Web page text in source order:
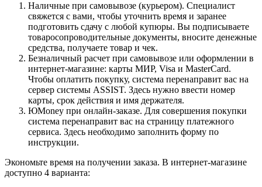
Наличные при самовывозе (курьером). Специалист
свяжется с вами, чтобы уточнить время и заранее
подготовить сдачу с любой купюры. Вы подписываете
товаросопроводительные документы, вносите денежные
средства, получаете товар и чек.
Безналичный расчет при самовывозе или оформлении в
интернет-магазине: карты МИР, Visa и MasterCard.
Чтобы оплатить покупку, система перенаправит вас на
сервер системы ASSIST. Здесь нужно ввести номер
карты, срок действия и имя держателя.
ЮMoney при онлайн-заказе. Для совершения покупки
система перенаправит вас на страницу платежного
сервиса. Здесь необходимо заполнить форму по
инструкции.
Экономьте время на получении заказа. В интернет-магазине
доступно 4 варианта: